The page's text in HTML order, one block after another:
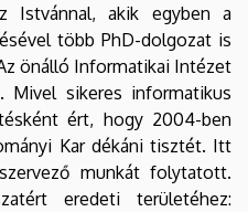
Istvánnal, akik egyben a
több PhD-dolgozat is
önálló Informatikai Intézet
sikeres informatikus
ért, hogy 2004-ben
Kar dékáni tisztét. Itt
munkát folytatott.
eredeti területéhez: